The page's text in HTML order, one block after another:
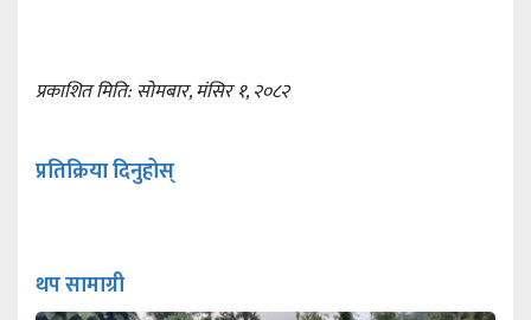
प्रकाशित मिति: सोमबार, मंसिर १, २०८२
प्रतिक्रिया दिनुहोस्
थप सामाग्री